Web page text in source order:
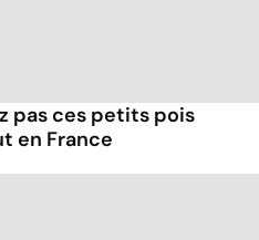
pas ces petits pois
en France